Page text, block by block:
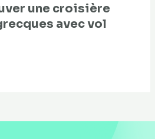
une croisière
avec vol